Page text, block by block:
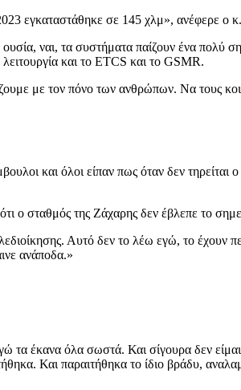
εγκαταστάθηκε σε 145 χλμ», ανέφερε ο
ναι, τα συστήματα παίζουν ένα πολύ
και το ETCS και το GSMR.
με τον πόνο των ανθρώπων. Να τους
και όλοι είπαν πως όταν δεν τηρείται
ο σταθμός της Ζάχαρης δεν έβλεπε το
Αυτό δεν το λέω εγώ, το έχουν
ανάποδα.»
τα έκανα όλα σωστά. Και σίγουρα δεν
Και παραιτήθηκα το ίδιο βράδυ,